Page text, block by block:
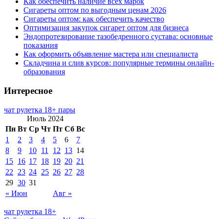
Сигареты оптом по выгодным ценам 2026
Сигареты оптом: как обеспечить качество
Оптимизация закупок сигарет оптом для бизнеса
Эндопротезирование тазобедренного сустава: основные
показания
Как оформить объявление мастера или специалиста
Складчина и слив курсов: популярные термины онлайн-
образования
Интересное
чат рулетка 18+ пары
Июль 2024
Пн Вт Ср Чт Пт Сб Вс
« Июн Авг »
1 2 3 4 5 6
7
8
9 10 11 12 13 14
15 16 17 18 19 20 21
22
23 24 25 26 27 28
29 30 31
чат рулетка 18+